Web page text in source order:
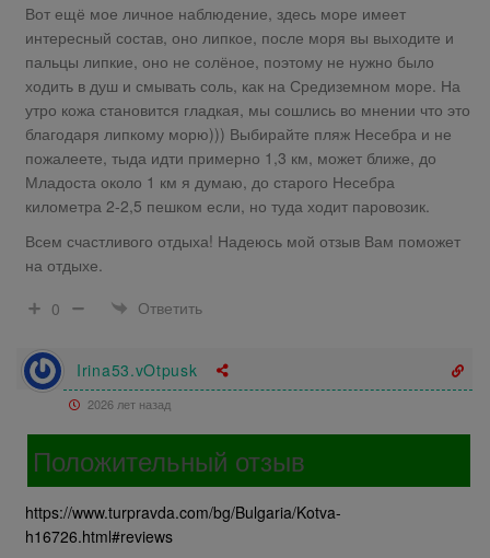
Вот ещё мое личное наблюдение, здесь море имеет
интересный состав, оно липкое, после моря вы выходите и
пальцы липкие, оно не солёное, поэтому не нужно было
ходить в душ и смывать соль, как на Средиземном море. На
утро кожа становится гладкая, мы сошлись во мнении что это
благодаря липкому морю))) Выбирайте пляж Несебра и не
пожалеете, тыда идти примерно 1,3 км, может ближе, до
Младоста около 1 км я думаю, до старого Несебра
километра 2-2,5 пешком если, но туда ходит паровозик.
Всем счастливого отдыха! Надеюсь мой отзыв Вам поможет
на отдыхе.
0
Ответить
Irina53.vOtpusk
2026 лет назад
Положительный отзыв
https://www.turpravda.com/bg/Bulgaria/Kotva-
h16726.html#reviews